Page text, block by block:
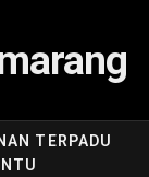
TERPADU